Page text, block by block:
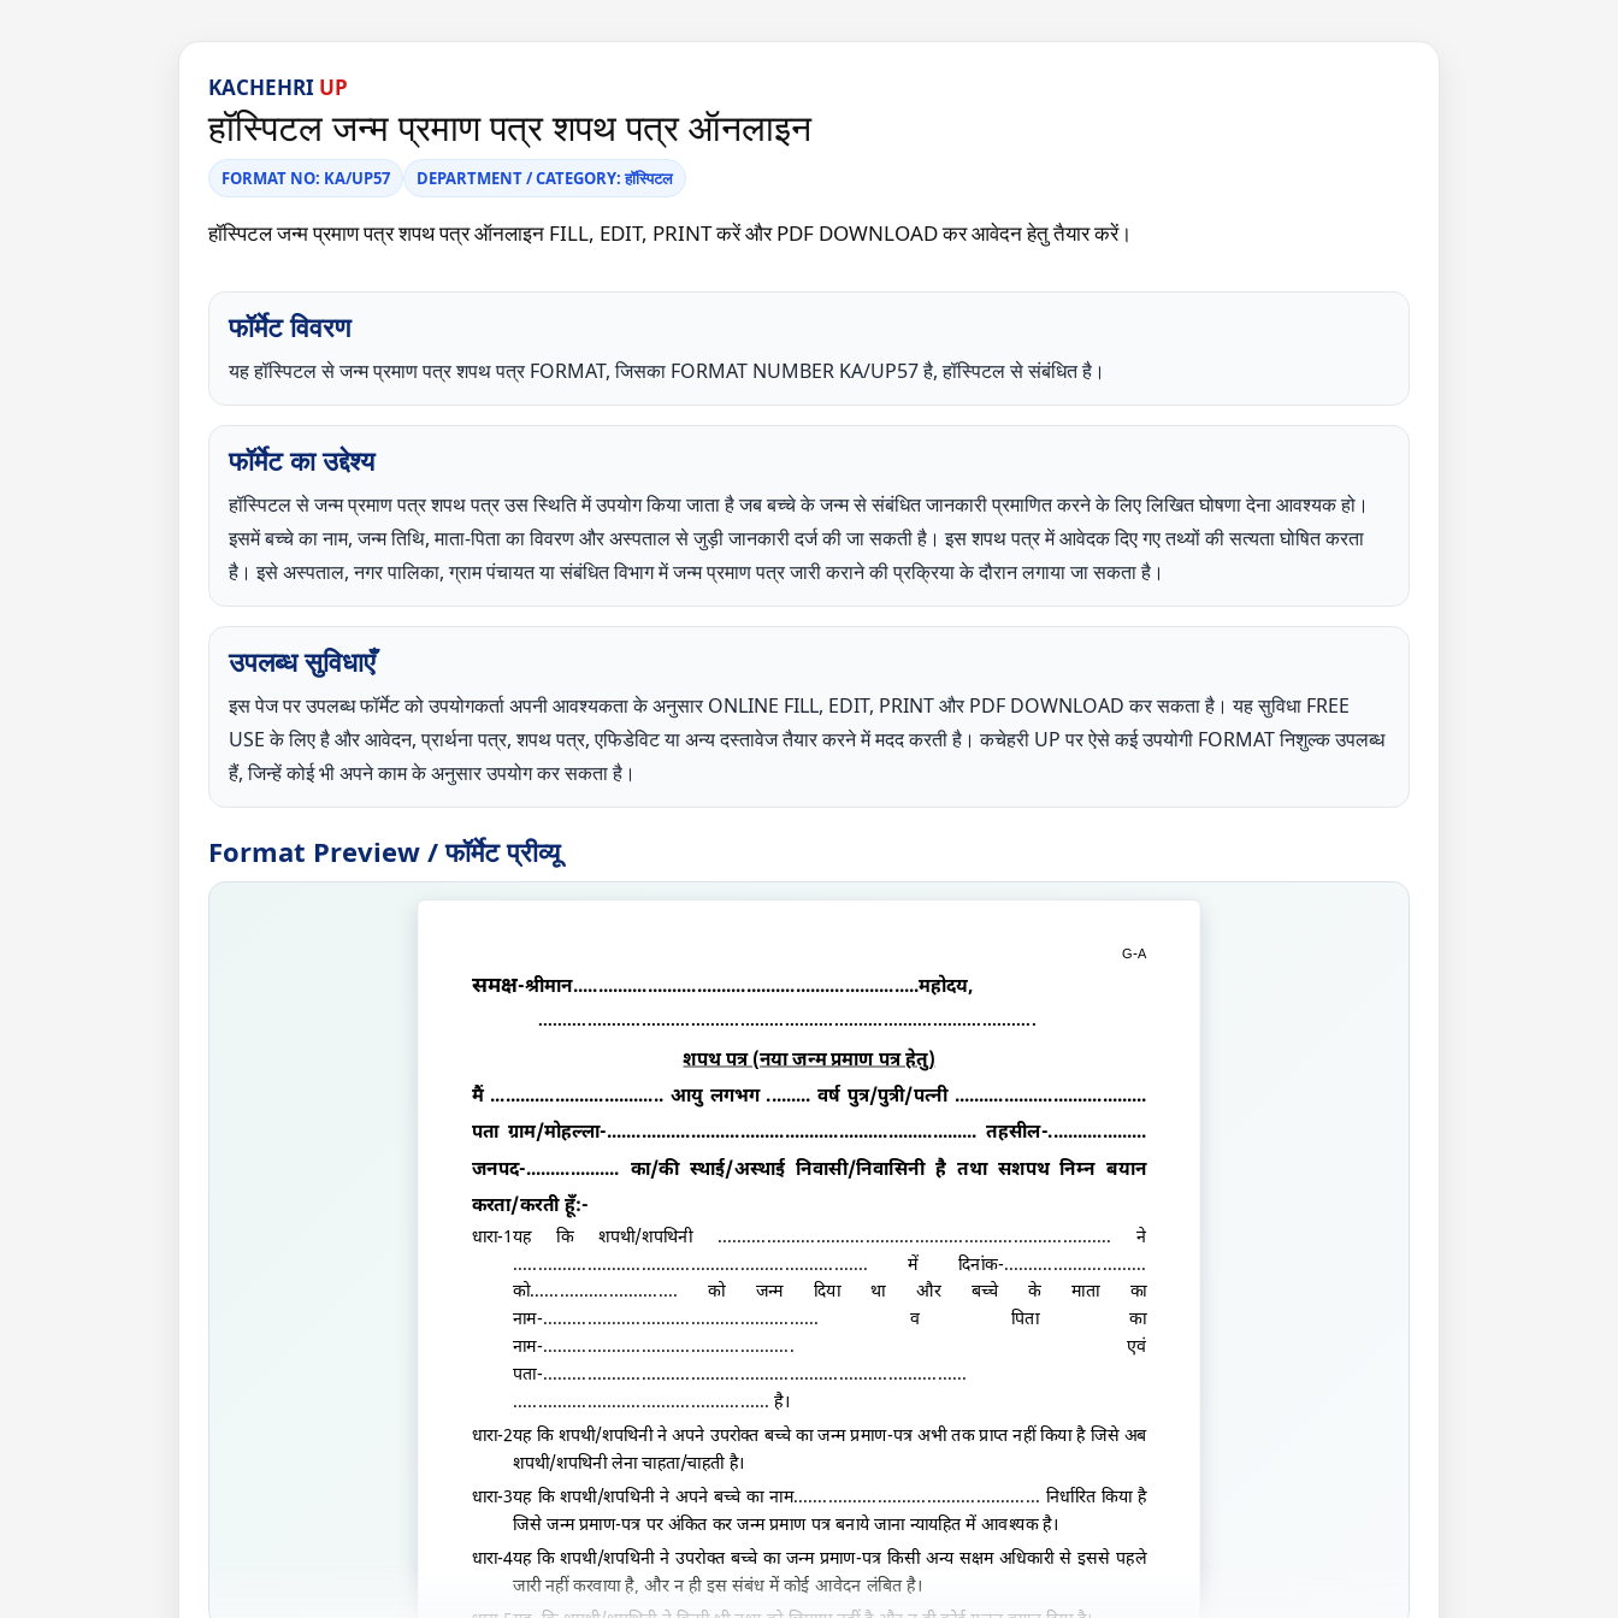
KACHEHRI UP
हॉस्पिटल जन्म प्रमाण पत्र शपथ पत्र ऑनलाइन
FORMAT NO: KA/UP57 DEPARTMENT / CATEGORY: हॉस्पिटल
हॉस्पिटल जन्म प्रमाण पत्र शपथ पत्र ऑनलाइन FILL, EDIT, PRINT करें और PDF DOWNLOAD कर आवेदन हेतु तैयार करें।
फॉर्मेट विवरण
यह हॉस्पिटल से जन्म प्रमाण पत्र शपथ पत्र FORMAT, जिसका FORMAT NUMBER KA/UP57 है, हॉस्पिटल से संबंधित है।
फॉर्मेट का उद्देश्य
हॉस्पिटल से जन्म प्रमाण पत्र शपथ पत्र उस स्थिति में उपयोग किया जाता है जब बच्चे के जन्म से संबंधित जानकारी प्रमाणित करने के लिए लिखित घोषणा देना आवश्यक हो।
इसमें बच्चे का नाम, जन्म तिथि, माता-पिता का विवरण और अस्पताल से जुड़ी जानकारी दर्ज की जा सकती है। इस शपथ पत्र में आवेदक दिए गए तथ्यों की सत्यता घोषित करता
है। इसे अस्पताल, नगर पालिका, ग्राम पंचायत या संबंधित विभाग में जन्म प्रमाण पत्र जारी कराने की प्रक्रिया के दौरान लगाया जा सकता है।
उपलब्ध सुविधाएँ
इस पेज पर उपलब्ध फॉर्मेट को उपयोगकर्ता अपनी आवश्यकता के अनुसार ONLINE FILL, EDIT, PRINT और PDF DOWNLOAD कर सकता है। यह सुविधा FREE
USE के लिए है और आवेदन, प्रार्थना पत्र, शपथ पत्र, एफिडेविट या अन्य दस्तावेज तैयार करने में मदद करती है। कचेहरी UP पर ऐसे कई उपयोगी FORMAT निशुल्क उपलब्ध
हैं, जिन्हें कोई भी अपने काम के अनुसार उपयोग कर सकता है।
Format Preview / फॉर्मेट प्रीव्यू
G-A
समक्ष-श्रीमान......................................................................महोदय,
.....................................................................................................
शपथ पत्र (नया जन्म प्रमाण पत्र हेतु)
मैं ...................................आयु लगभग ......... वर्ष पुत्र/पुत्री/पत्नी .......................................
पता ग्राम/मोहल्ला-........................................................................... तहसील-....................
जनपद-................... का/की स्थाई/अस्थाई निवासी/निवासिनी है तथा सशपथ निम्न बयान
करता/करती हूँ:-
धारा-1यह कि शपथी/शपथिनी ................................................................................ ने
........................................................................ में दिनांक-.............................
को.............................. को जन्म दिया था और बच्चे के माता का
नाम-........................................................ व पिता का
नाम-................................................... एवं
पता-......................................................................................
.................................................... है।
धारा-2यह कि शपथी/शपथिनी ने अपने उपरोक्त बच्चे का जन्म प्रमाण-पत्र अभी तक प्राप्त नहीं किया है जिसे अब
शपथी/शपथिनी लेना चाहता/चाहती है।
धारा-3यह कि शपथी/शपथिनी ने अपने बच्चे का नाम.................................................. निर्धारित किया है
जिसे जन्म प्रमाण-पत्र पर अंकित कर जन्म प्रमाण पत्र बनाये जाना न्यायहित में आवश्यक है।
धारा-4यह कि शपथी/शपथिनी ने उपरोक्त बच्चे का जन्म प्रमाण-पत्र किसी अन्य सक्षम अधिकारी से इससे पहले
जारी नहीं करवाया है,और न ही इस संबंध में कोई आवेदन लंबित है।